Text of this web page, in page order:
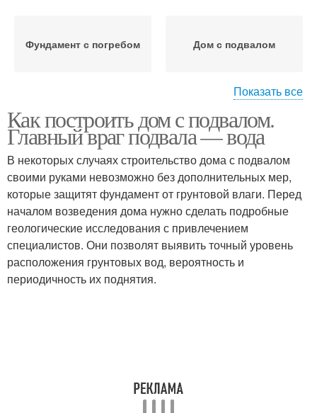
Фундамент с погребом Дом с подвалом
#фундамент под дом
Показать все
Как построить дом с подвалом.
Главный враг подвала — вода
В некоторых случаях строительство дома с подвалом
своими руками невозможно без дополнительных мер,
которые защитят фундамент от грунтовой влаги. Перед
началом возведения дома нужно сделать подробные
геологические исследования с привлечением
специалистов. Они позволят выявить точный уровень
расположения грунтовых вод, вероятность и
периодичность их поднятия.